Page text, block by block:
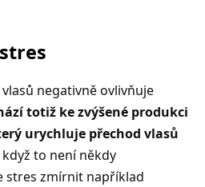
negativně ovlivňuje
totiž ke zvýšené produkci
urychluje přechod vlasů
to není někdy
stres zmírnit například